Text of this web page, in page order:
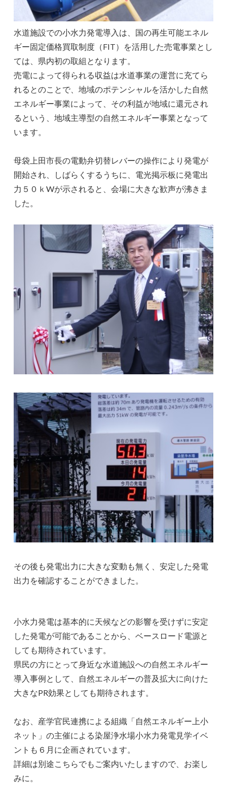
水道施設での小水力発電導入は、国の再生可能エネル
ギー固定価格買取制度（FIT）を活用した売電事業とし
ては、県内初の取組となります。
売電によって得られる収益は水道事業の運営に充てら
れるとのことで、地域のポテンシャルを活かした自然
エネルギー事業によって、その利益が地域に還元され
るという、地域主導型の自然エネルギー事業となって
います。
母袋上田市長の電動弁切替レバーの操作により発電が
開始され、しばらくするうちに、電光掲示板に発電出
力５０ｋWが示されると、会場に大きな歓声が沸きま
した。
その後も発電出力に大きな変動も無く、安定した発電
出力を確認することができました。
小水力発電は基本的に天候などの影響を受けずに安定
した発電が可能であることから、ベースロード電源と
しても期待されています。
県民の方にとって身近な水道施設への自然エネルギー
導入事例として、自然エネルギーの普及拡大に向けた
大きなPR効果としても期待されます。
なお、産学官民連携による組織「自然エネルギー上小
ネット」の主催による染屋浄水場小水力発電見学イベ
ントも６月に企画されています。
詳細は別途こちらでもご案内いたしますので、お楽し
みに。